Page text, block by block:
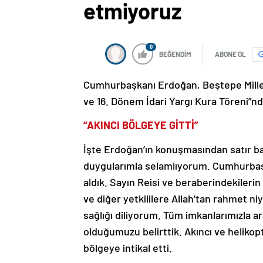
etmiyoruz
0
BEĞENDİM ABONE OL
Cumhurbaşkanı Erdoğan, Beştepe
ve 16. Dönem İdari Yargı Kura
“AKINCI BÖLGEYE GİTTİ”
İşte Erdoğan’ın konuşmasından satır
duygularımla selamlıyorum.
aldık. Sayın Reisi ve
ve diğer yetkililere Allah’tan rahmet
sağlığı diliyorum. Tüm imkanlarımızla
olduğumuzu belirttik. Akıncı ve
bölgeye intikal etti.